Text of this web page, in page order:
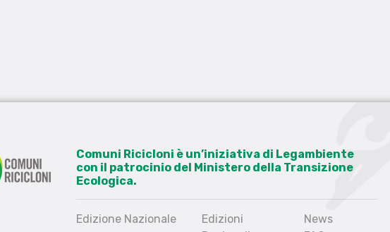
Comuni Ricicloni è un’iniziativa di Legambiente
con il patrocinio del Ministero della Transizione
Ecologica.
Edizione Nazionale
Edizioni
News